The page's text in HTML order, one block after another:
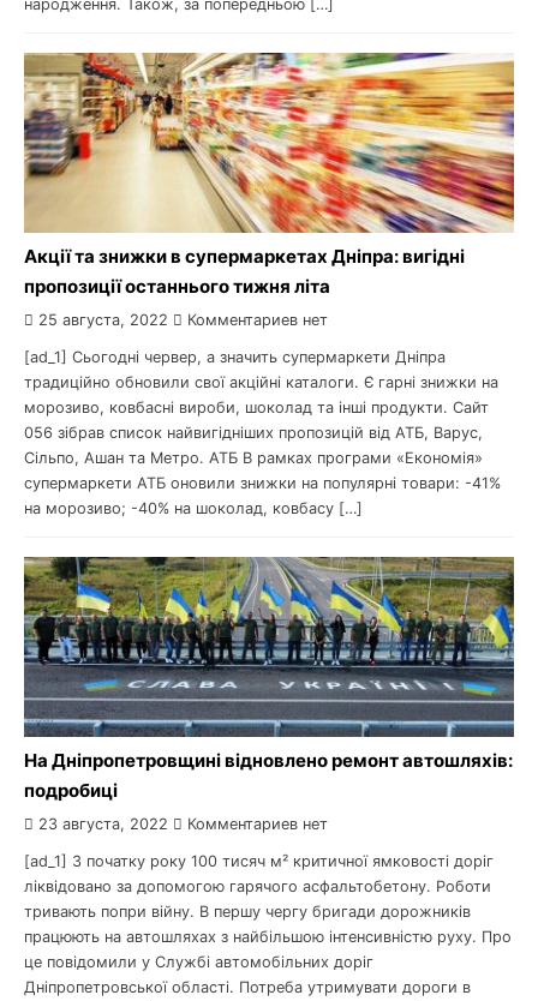
народження. Також, за попередньою […]
Акції та знижки в супермаркетах Дніпра: вигідні
пропозиції останнього тижня літа
25 августа, 2022 Комментариев нет
[ad_1] Сьогодні червер, а значить супермаркети Дніпра
традиційно обновили свої акційні каталоги. Є гарні знижки на
морозиво, ковбасні вироби, шоколад та інші продукти. Сайт
056 зібрав список найвигідніших пропозицій від АТБ, Варус,
Сільпо, Ашан та Метро. АТБ В рамках програми «Економія»
супермаркети АТБ оновили знижки на популярні товари: -41%
на морозиво; -40% на шоколад, ковбасу […]
На Дніпропетровщині відновлено ремонт автошляхів:
подробиці
23 августа, 2022 Комментариев нет
[ad_1] З початку року 100 тисяч м² критичної ямковості доріг
ліквідовано за допомогою гарячого асфальтобетону. Роботи
тривають попри війну. В першу чергу бригади дорожників
працюють на автошляхах з найбільшою інтенсивністю руху. Про
це повідомили у Службі автомобільних доріг
Дніпропетровської області. Потреба утримувати дороги в